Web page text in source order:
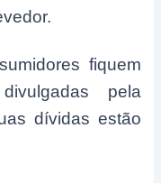
fiquem
pela
dívidas estão